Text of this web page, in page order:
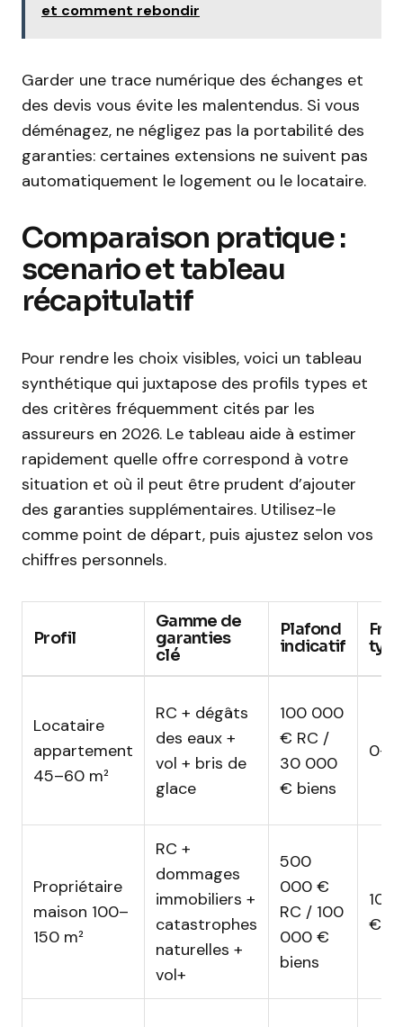
et comment rebondir
Garder une trace numérique des échanges et
des devis vous évite les malentendus. Si vous
déménagez, ne négligez pas la portabilité des
garanties: certaines extensions ne suivent pas
automatiquement le logement ou le locataire.
Comparaison pratique :
scenario et tableau
récapitulatif
Pour rendre les choix visibles, voici un tableau
synthétique qui juxtapose des profils types et
des critères fréquemment cités par les
assureurs en 2026. Le tableau aide à estimer
rapidement quelle offre correspond à votre
situation et où il peut être prudent d’ajouter
des garanties supplémentaires. Utilisez-le
comme point de départ, puis ajustez selon vos
chiffres personnels.
Profil
Gamme de
garanties
clé
Plafond
indicatif
Locataire
appartement
45–60 m²
RC + dégâts
des eaux +
vol + bris de
glace
100 000
€ RC /
30 000
€ biens
Propriétaire
maison 100–
150 m²
RC +
dommages
immobiliers +
catastrophes
naturelles +
vol+
500
000 €
RC / 100
000 €
biens
€